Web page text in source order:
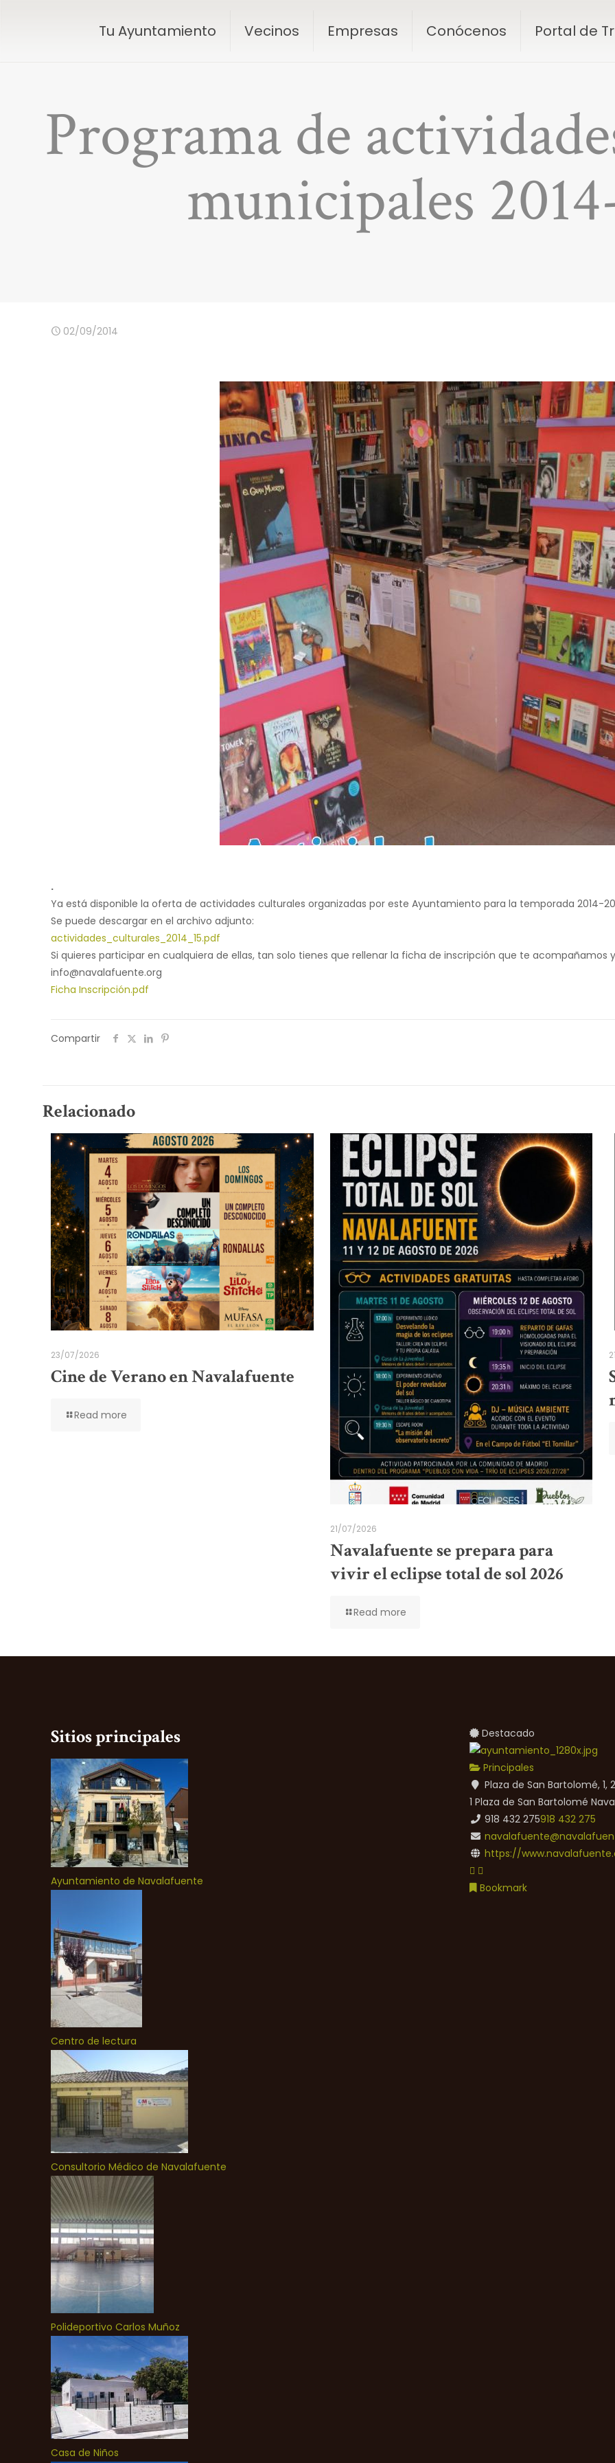
Tu Ayuntamiento Vecinos Empresas Conócenos Portal de
Programa de
municipales
02/09/2014
.
Ya está disponible la oferta de actividades culturales organizadas por este Ayuntamiento para la temporada 2014-
Se puede descargar en el archivo adjunto:
actividades_culturales_2014_15.pdf
Si quieres participar en cualquiera de ellas, tan solo tienes que rellenar la ficha de inscripción que te
info@navalafuente.org
Ficha Inscripción.pdf
Compartir
Relacionado
23/07/2026
Cine de Verano en Navalafuente
Read more
21/07/2026
Navalafuente se prepara para
vivir el eclipse total de sol 2026
Read more
Sitios principales
Ayuntamiento de Navalafuente
Centro de lectura
Consultorio Médico de Navalafuente
Polideportivo Carlos Muñoz
Casa de Niños
Destacado
Principales
Plaza de San Bartolomé,
1 Plaza de San Bartolomé
918 432 275918 432 275
https://
Bookmark